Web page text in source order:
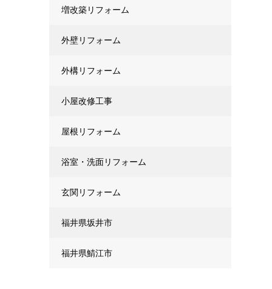
増改築リフォーム
外壁リフォーム
外構リフォーム
小屋改修工事
屋根リフォーム
浴室・洗面リフォーム
玄関リフォーム
福井県坂井市
福井県鯖江市